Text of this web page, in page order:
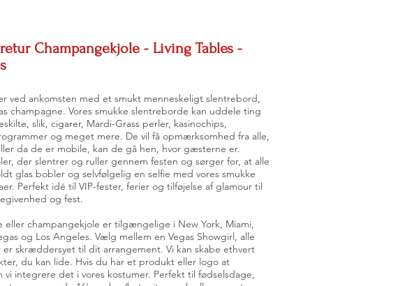
Champangekjole - Living Tables -
ved ankomsten med et smukt menneskeligt slentrebord,
champagne. Vores smukke slentreborde kan uddele ting
slik, cigarer, Mardi-Grass perler, kasinochips,
og meget mere. De vil få opmærksomhed fra alle,
da de er mobile, kan de gå hen, hvor gæsterne er.
der slentrer og ruller gennem festen og sørger for, at alle
glas bobler og selvfølgelig en selfie med vores smukke
Perfekt idé til VIP-fester, ferier og tilføjelse af glamour til
og fest.
eller champangekjole er tilgængelige i New York, Miami,
og Los Angeles. Vælg mellem en Vegas Showgirl, alle
er skræddersyet til dit arrangement. Vi kan skabe ethvert
du kan lide. Hvis du har et produkt eller logo at
vi integrere det i vores kostumer. Perfekt til fødselsdage,